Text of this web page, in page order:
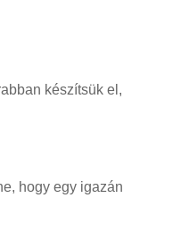
készítsük el,
hogy egy igazán